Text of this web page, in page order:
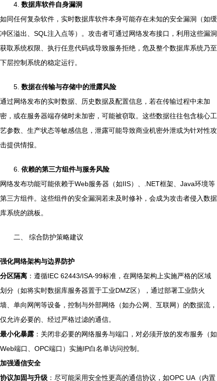
4. 数据库软件自身漏洞
如同任何复杂软件，实时数据库软件本身可能存在未知的安全漏洞（如缓
冲区溢出、SQL注入点等）。攻击者可通过网络发布接口，利用这些漏洞
获取系统权限、执行任意代码或导致服务拒绝，危及整个数据库系统乃至
下层控制系统的稳定运行。
5. 数据在传输与存储中的泄露风险
通过网络发布的实时数据、历史数据及配置信息，若在传输过程中未加
密，或在服务器端存储时未加密，可能被窃取。这些数据往往包含核心工
艺参数、生产状态等敏感信息，泄露可能导致商业机密外泄或为针对性攻
击提供情报。
6. 依赖的第三方组件与服务风险
网络发布功能可能依赖于Web服务器（如IIS）、.NET框架、Java环境等
第三方组件。这些组件的安全漏洞若未及时修补，会成为攻击者侵入数据
库系统的跳板。
二、 综合防护策略建议
强化网络架构与边界防护
分区隔离 ：遵循IEC 62443/ISA-99标准，在网络架构上实施严格的区域
划分（如将实时数据库服务器置于工业DMZ区），通过部署工业防火
墙、单向网闸等设备，控制与外部网络（如办公网、互联网）的数据流，
仅允许必要的、经过严格过滤的通信。
最小化暴露 ：关闭非必要的网络服务与端口，对必须开放的发布服务（如
Web端口、OPC端口）实施IP白名单访问控制。
加强通信安全
协议加固与升级 ：尽可能采用安全性更高的通信协议，如OPC UA（内置